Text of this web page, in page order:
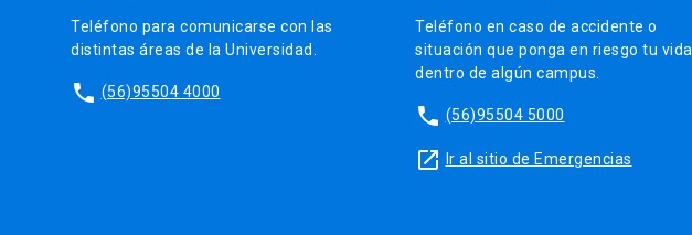
Teléfono para comunicarse con las
distintas áreas de la Universidad.
phone (56)95504 4000
Teléfono en caso de accidente o
situación que ponga en riesgo tu vida
dentro de algún campus.
phone (56)95504 5000
launch Ir al sitio de Emergencias